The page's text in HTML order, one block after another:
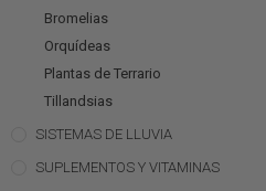
Bromelias
Orquídeas
Plantas de Terrario
Tillandsias
SISTEMAS DE LLUVIA
SUPLEMENTOS Y VITAMINAS